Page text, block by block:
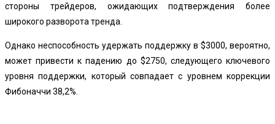
стороны трейдеров, ожидающих подтверждения более
широкого разворота тренда.
Однако неспособность удержать поддержку в $3000, вероятно,
может привести к падению до $2750, следующего ключевого
уровня поддержки, который совпадает с уровнем коррекции
Фибоначчи 38,2%.